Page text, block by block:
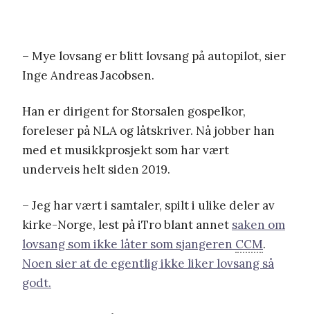
– Mye lovsang er blitt lovsang på autopilot, sier
Inge Andreas Jacobsen.
Han er dirigent for Storsalen gospelkor,
foreleser på NLA og låtskriver. Nå jobber han
med et musikkprosjekt som har vært
underveis helt siden 2019.
– Jeg har vært i samtaler, spilt i ulike deler av
kirke-Norge, lest på iTro blant annet saken om
lovsang som ikke låter som sjangeren CCM.
Noen sier at de egentlig ikke liker lovsang så
godt.